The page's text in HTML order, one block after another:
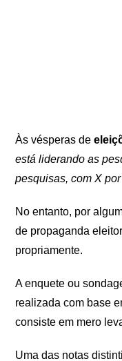
Às vésperas de
está liderando as
pesquisas, com X
No entanto, por
de propaganda
propriamente.
A enquete ou
realizada com base
consiste em mero
Uma das notas